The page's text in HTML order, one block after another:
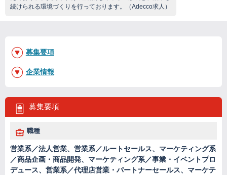
続けられる環境づくりを行っております。（Adecco求人）
募集要項
職種
営業系／法人営業、営業系／ルートセールス、マーケティング系
／商品企画・商品開発、マーケティング系／事業・イベントプロ
デュース、営業系／代理店営業・パートナーセールス、マーケテ
募集要項
企業情報